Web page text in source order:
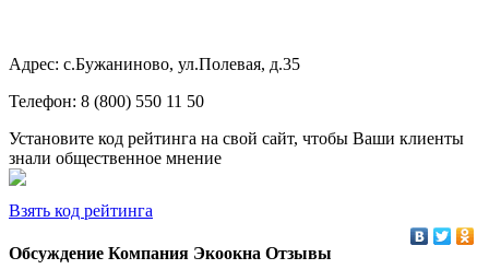
Адрес: с.Бужаниново, ул.Полевая, д.35
Телефон: 8 (800) 550 11 50
Установите код рейтинга на свой сайт, чтобы Ваши клиенты
знали общественное мнение
Взять код рейтинга
Обсуждение Компания Экоокна Отзывы